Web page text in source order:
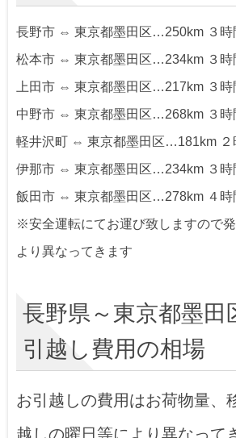
長野市 ⇔ 東京都墨田区…250km ３時
松本市 ⇔ 東京都墨田区…234km ３時
上田市 ⇔ 東京都墨田区…217km ３時
中野市 ⇔ 東京都墨田区…268km ３時
軽井沢町 ⇔ 東京都墨田区…181km ２
伊那市 ⇔ 東京都墨田区…234km ３時
飯田市 ⇔ 東京都墨田区…278km ４時
※安全運転にてお運び致しますので
より異なってきます
長野県～東京都墨田
引越し費用の相場
お引越しの費用はお荷物量、
越しの曜日等により異なって